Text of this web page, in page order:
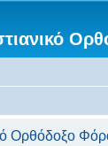
Ορθόδοξο